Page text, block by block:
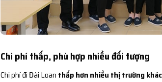
Chi phí thấp, phù hợp nhiều đối tượng
Chi phí đi Đài Loan thấp hơn nhiều thị trường khác